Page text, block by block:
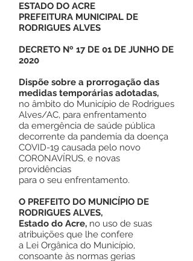
ESTADO DO ACRE
PREFEITURA MUNICIPAL DE
RODRIGUES ALVES
DECRETO Nº 17 DE 01 DE JUNHO DE
2020
Dispõe sobre a prorrogação das
medidas temporárias adotadas,
no âmbito do Município de Rodrigues
Alves/AC, para enfrentamento
da emergência de saúde pública
decorrente da pandemia da doença
COVID-19 causada pelo novo
CORONAVÍRUS, e novas
providências
para o seu enfrentamento.
O PREFEITO DO MUNICÍPIO DE
RODRIGUES ALVES,
Estado do Acre, no uso de suas
atribuições que lhe confere
a Lei Orgânica do Município,
consoante às normas gerias